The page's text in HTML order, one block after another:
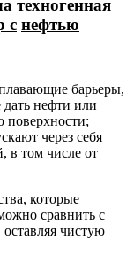
техногенная
с нефтью
барьеры,
нефти или
поверхности;
через себя
в том числе от
которые
сравнить с
чистую